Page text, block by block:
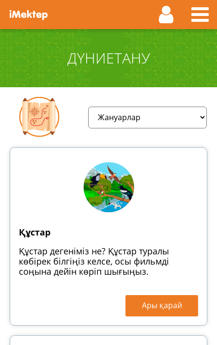
ДҮНИЕТАНУ
Құстар
Құстар дегеніміз не? Құстар туралы
көбірек білгіңіз келсе, осы фильмді
соңына дейін көріп шығыңыз.
Ары қарай